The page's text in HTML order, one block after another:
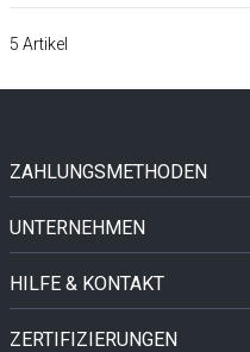
5 Artikel
ZAHLUNGSMETHODEN
UNTERNEHMEN
HILFE & KONTAKT
ZERTIFIZIERUNGEN